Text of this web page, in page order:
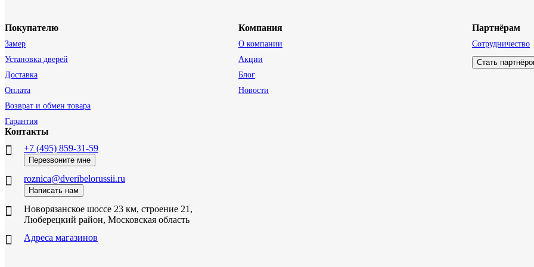
Покупателю
Замер
Установка дверей
Доставка
Оплата
Возврат и обмен товара
Гарантия
Компания
О компании
Акции
Блог
Новости
Партнёрам
Сотрудничество
Стать
Контакты
+7 (495) 859-31-59
Перезвоните мне
roznica@dveribelorussii.ru
Написать нам
Новорязанское шоссе 23 км, строение 21,
Люберецкий район, Московская область
Адреса магазинов